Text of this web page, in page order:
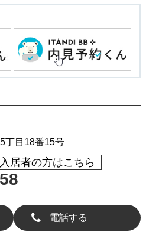
丁目18番15号
居者の方はこちら
電話する